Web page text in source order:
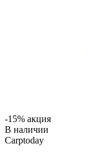
-15% акция
В наличии
Carptoday